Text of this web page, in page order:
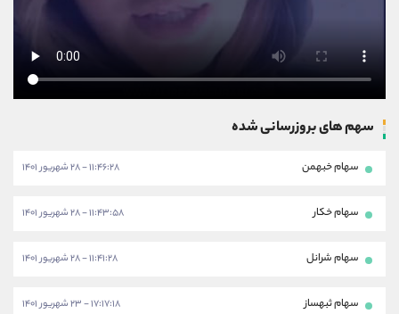
سهم های بروزرسانی شده
سهام خبهمن ۱۱:۴۶:۲۸ - ۲۸ شهریور ۱۴۰۱
سهام خکار ۱۱:۴۳:۵۸ - ۲۸ شهریور ۱۴۰۱
سهام شرانل ۱۱:۴۱:۲۸ - ۲۸ شهریور ۱۴۰۱
سهام ثبهساز ۱۷:۱۷:۱۸ - ۲۳ شهریور ۱۴۰۱